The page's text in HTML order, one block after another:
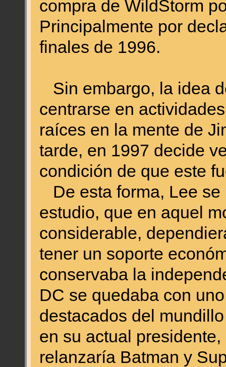
compra de WildStorm
Principalmente por
finales de 1996.
Sin embargo, la idea
centrarse en
raíces en la mente de
tarde, en 1997 decide
condición de que este
De esta forma, Lee se
estudio, que en aquel
considerable,
tener un soporte
conservaba la
DC se quedaba con
destacados del
en su actual
relanzaría Batman y